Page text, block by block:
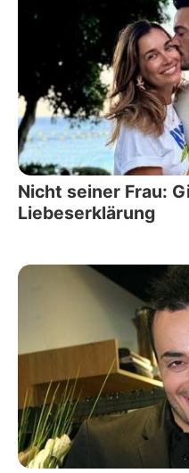
Nicht seiner Frau:
Liebeserklärung